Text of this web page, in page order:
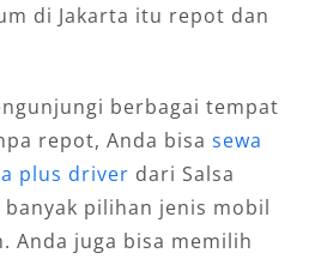
di Jakarta itu repot dan
berbagai tempat
repot, Anda bisa sewa
plus driver dari Salsa
banyak pilihan jenis mobil
Anda juga bisa memilih